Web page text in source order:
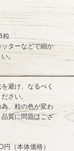
粒
ターなどで細か
。
避け、なるべく
さい。
、粒の色が変わ
質に問題はござ
（本体価格）